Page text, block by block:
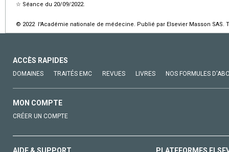
☆ Séance du 20/09/2022.
© 2022 l'Académie nationale de médecine. Publié par Elsevier Masson SAS.
ACCÈS RAPIDES
DOMAINES TRAITÉS EMC REVUES LIVRES NOS FORMULES
MON COMPTE
CRÉER UN COMPTE
AIDE & SUPPORT PLATEFORMES